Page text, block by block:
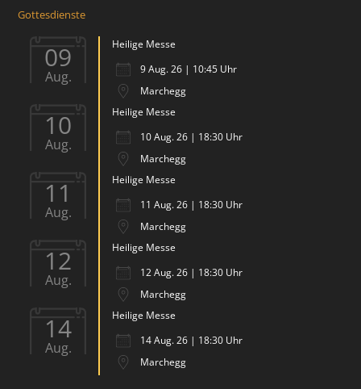
Gottesdienste
09
Aug.
Heilige Messe
9 Aug. 26 | 10:45 Uhr
Marchegg
10
Aug.
Heilige Messe
10 Aug. 26 | 18:30 Uhr
Marchegg
11
Aug.
Heilige Messe
11 Aug. 26 | 18:30 Uhr
Marchegg
12
Aug.
Heilige Messe
12 Aug. 26 | 18:30 Uhr
Marchegg
14
Aug.
Heilige Messe
14 Aug. 26 | 18:30 Uhr
Marchegg